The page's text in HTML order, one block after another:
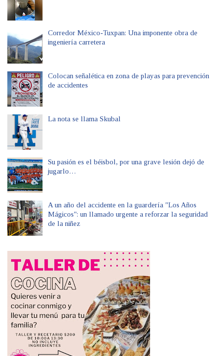
Corredor México-Tuxpan: Una imponente obra de
ingeniería carretera
Colocan señalética en zona de playas para prevención
de accidentes
La nota se llama Skubal
Su pasión es el béisbol, por una grave lesión dejó de
jugarlo…
A un año del accidente en la guardería "Los Años
Mágicos": un llamado urgente a reforzar la seguridad
de la niñez